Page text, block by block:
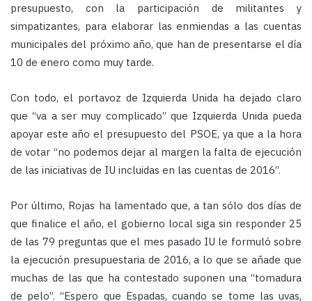
presupuesto, con la participación de militantes y
simpatizantes, para elaborar las enmiendas a las cuentas
municipales del próximo año, que han de presentarse el día
10 de enero como muy tarde.
Con todo, el portavoz de Izquierda Unida ha dejado claro
que “va a ser muy complicado” que Izquierda Unida pueda
apoyar este año el presupuesto del PSOE, ya que a la hora
de votar “no podemos dejar al margen la falta de ejecución
de las iniciativas de IU incluidas en las cuentas de 2016”.
Por último, Rojas ha lamentado que, a tan sólo dos días de
que finalice el año, el gobierno local siga sin responder 25
de las 79 preguntas que el mes pasado IU le formuló sobre
la ejecución presupuestaria de 2016, a lo que se añade que
muchas de las que ha contestado suponen una “tomadura
de pelo”. “Espero que Espadas, cuando se tome las uvas,